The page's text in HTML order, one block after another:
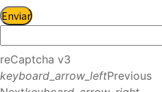
Enviar
reCaptcha v3
keyboard_arrow_leftPrevious